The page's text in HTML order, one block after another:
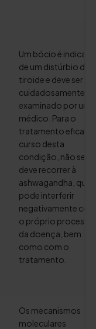
Um bócio é
de um distúrbio da
tiroide e deve ser
cuidadosamente
examinado por um
médico. Para o
tratamento eficaz e
curso desta
condição, não se
deve recorrer à
ashwagandha, que
pode interferir
negativamente com
o próprio processo
da doença, bem
como com o
tratamento.
Os mecanismos
moleculares